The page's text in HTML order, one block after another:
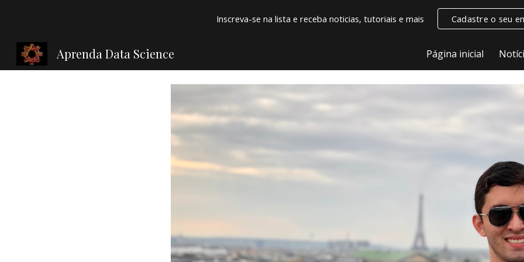
Skip to main content Skip to
Inscreva-se na lista e receba noticias, tutoriais e mais Cadastre o seu
Aprenda Data Science Página inicial